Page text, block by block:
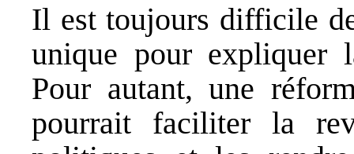
Il est toujours difficile
unique pour expliquer
Pour autant, une
pourrait faciliter la